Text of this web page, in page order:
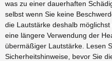
was zu einer dauerhaften
selbst wenn Sie keine
die Lautstärke deshalb
eine längere Verwendung der
übermäßiger Lautstärke. Lesen
Sicherheitshinweise, bevor Sie